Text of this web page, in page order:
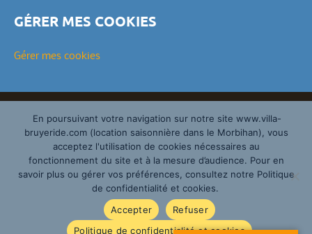
RÉSERVATION
GÉRER MES COOKIES
Gérer mes cookies
Copyright 2019–2026 – Tous droits réservés – Villa
Bruyeride |Mentions légales
Design byFly Themes
En poursuivant votre navigation sur notre site www.villa-
bruyeride.com (location saisonnière dans le Morbihan), vous
acceptez l'utilisation de cookies nécessaires au
fonctionnement du site et à la mesure d’audience. Pour en
savoir plus ou gérer vos préférences, consultez notre Politique
de confidentialité et cookies.
Accepter
Refuser
Politique de confidentialité et cookies